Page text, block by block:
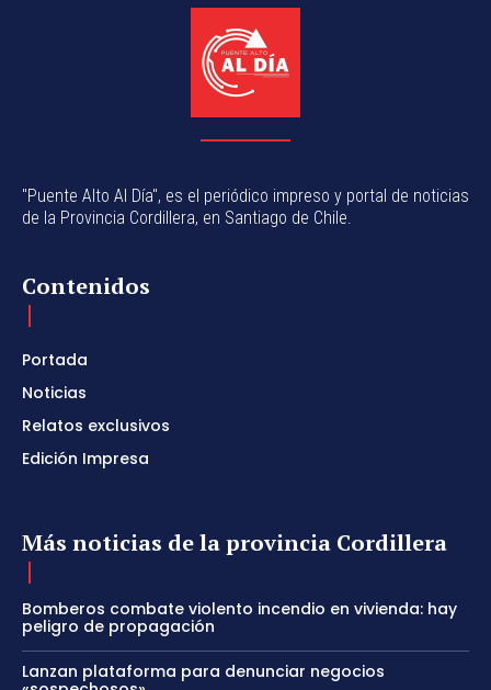
"Puente Alto Al Día", es el periódico impreso y portal de noticias
de la Provincia Cordillera, en Santiago de Chile.
Contenidos
Portada
Noticias
Relatos exclusivos
Edición Impresa
Más noticias de la provincia Cordillera
Bomberos combate violento incendio en vivienda: hay
peligro de propagación
Lanzan plataforma para denunciar negocios